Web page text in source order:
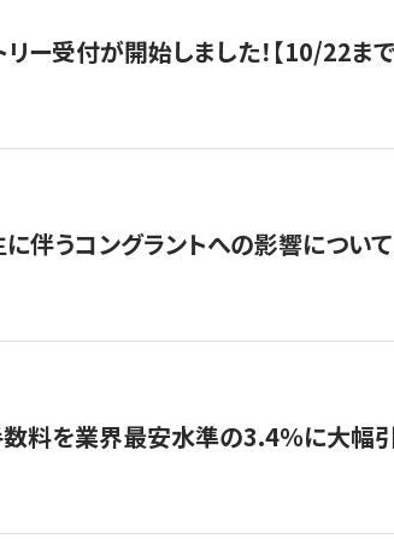
受付が開始しました！【10/22まで
に伴うコングラントへの影響について
料を業界最安水準の3.4％に大幅